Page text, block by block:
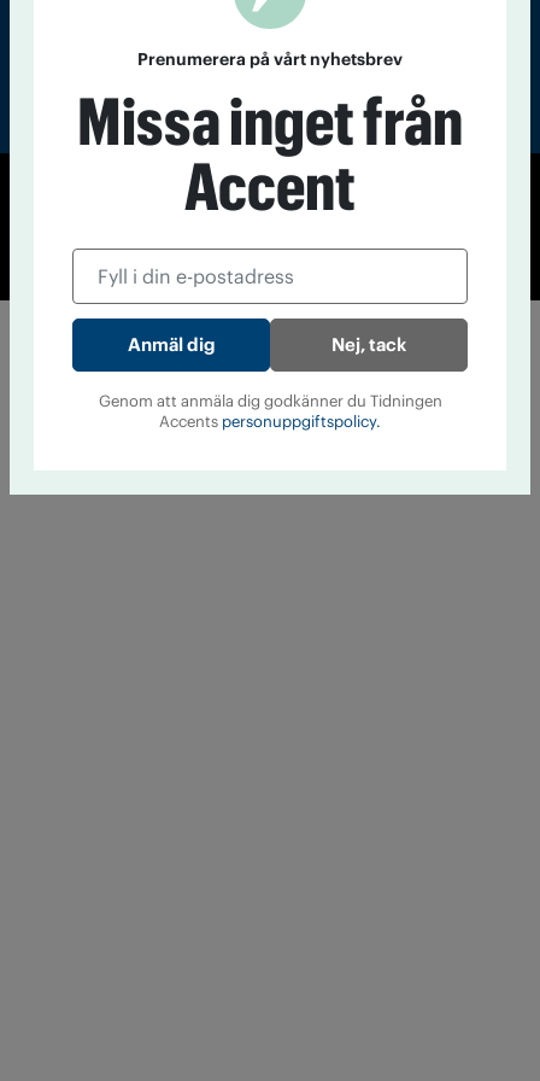
© Tidningen Accent 2026
Prenumerera på vårt nyhetsbrev
Missa inget från
Accent
Nej, tack
Genom att anmäla dig godkänner du Tidningen
Accents personuppgiftspolicy.